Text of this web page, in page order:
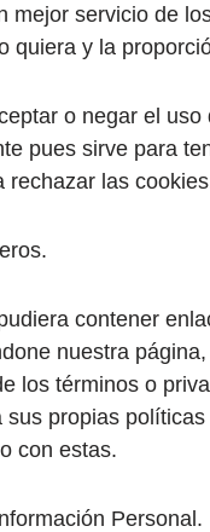
mejor servicio de
quiera y la
o negar el
pues sirve para
rechazar las
contener
nuestra
los términos o
sus propias
con estas.
Personal.